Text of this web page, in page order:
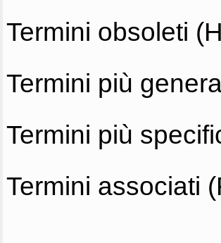
Termini obsoleti
Termini più
Termini più
Termini associati